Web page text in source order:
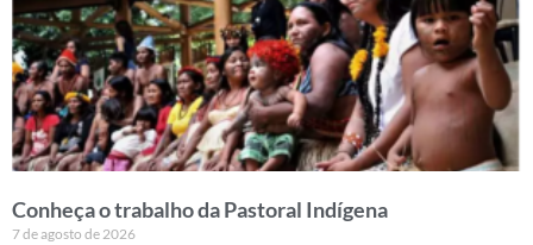
Conheça o trabalho da Pastoral Indígena
7 de agosto de 2026